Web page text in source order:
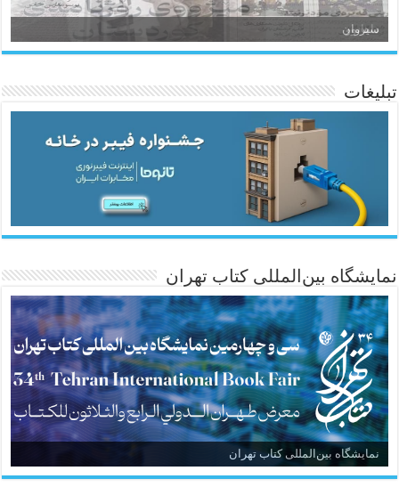
سیروان
ئاژانسی هەواڵی مێهر
تبلیغات
نمایشگاه بین‌المللی کتاب تهران
نمایشگاه بین‌المللی کتاب تهران